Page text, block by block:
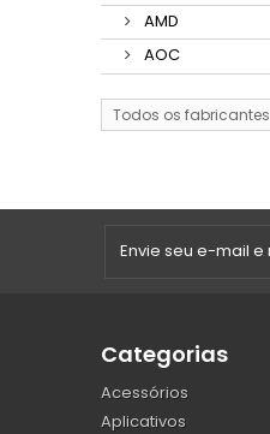
AMD
AOC
Todos os fabricantes
Categorias
Acessórios
Aplicativos